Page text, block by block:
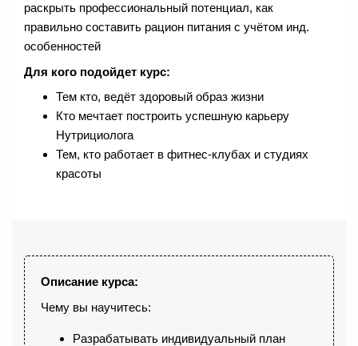
раскрыть профессиональный потенциал, как
правильно составить рацион питания с учётом инд.
особенностей
Для кого подойдет курс:
Тем кто, ведёт здоровый образ жизни
Кто мечтает построить успешную карьеру
Нутрициолога
Тем, кто работает в фитнес-клубах и студиях
красоты
Описание курса:
Чему вы научитесь:
Разрабатывать индивидуальный план